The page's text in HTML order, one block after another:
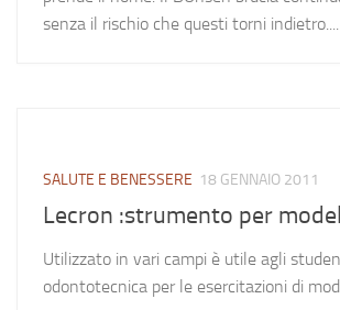
senza il rischio che questi torni indietro....
SALUTE E BENESSERE 18 GENNAIO 2011
Lecron :strumento per
Utilizzato in vari campi è utile agli
odontotecnica per le esercitazioni di